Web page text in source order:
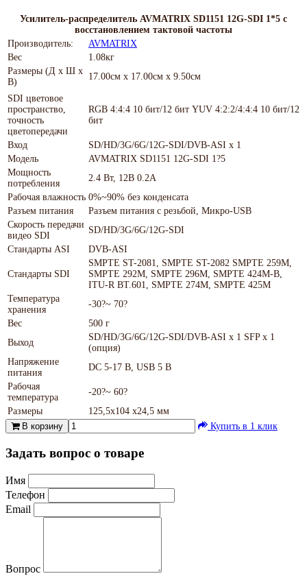
Усилитель-распределитель AVMATRIX SD1151 12G-SDI 1*5 с
восстановлением тактовой частоты
Производитель:
AVMATRIX
Вес
1.08кг
Размеры (Д х Ш х
В)
17.00см x 17.00см x 9.50см
SDI цветовое
пространство,
точность
цветопередачи
RGB 4:4:4 10 бит/12 бит YUV 4:2:2/4:4:4 10 бит/12
бит
Вход
SD/HD/3G/6G/12G-SDI/DVB-ASI x 1
Модель
AVMATRIX SD1151 12G-SDI 1?5
Мощность
потребления
2.4 Вт, 12В 0.2А
Рабочая влажность 0%~90% без конденсата
Разъем питания
Разъем питания с резьбой, Микро-USB
Скорость передачи
видео SDI
SD/HD/3G/6G/12G-SDI
Стандарты ASI
DVB-ASI
Стандарты SDI
SMPTE ST-2081, SMPTE ST-2082 SMPTE 259M,
SMPTE 292M, SMPTE 296M, SMPTE 424M-B,
ITU-R BT.601, SMPTE 274M, SMPTE 425M
Температура
хранения
-30?~ 70?
Вес
500 г
Выход
SD/HD/3G/6G/12G-SDI/DVB-ASI x 1 SFP x 1
(опция)
Напряжение
питания
DC 5-17 В, USB 5 В
Рабочая
температура
-20?~ 60?
Размеры
125,5х104 х24,5 мм
В корзину
Купить в 1 клик
Задать вопрос о товаре
Имя
Телефон
Email
Вопрос